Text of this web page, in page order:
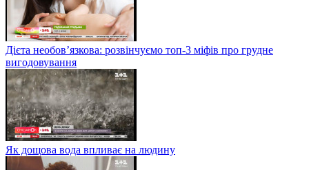
Дієта необов’язкова: розвінчуємо топ-3 міфів про грудне
вигодовування
Як дощова вода впливає на людину